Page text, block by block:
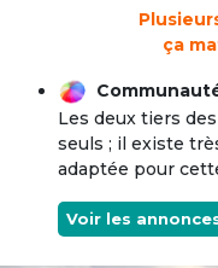
ça
Les deux tiers
seuls ; il existe
adaptée pour
Voir les